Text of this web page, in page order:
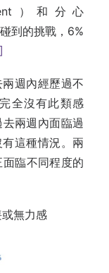
）和分心
到的挑戰，6%
週內經歷過不
全沒有此類感
兩週內面臨過
這種情況。兩
臨不同程度的
無力感